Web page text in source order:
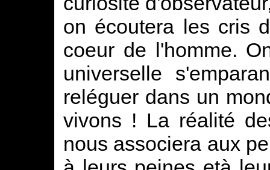
on écoutera les cris
coeur de l'homme.
universelle
reléguer dans un
vivons ! La réalité
nous associera aux